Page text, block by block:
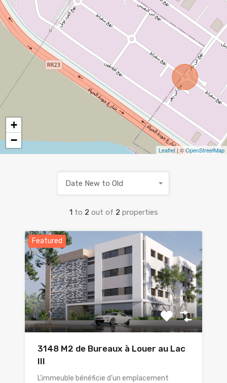
+
−
Leaflet| ©OpenStreetMap
1 to 2 out of 2 properties
Date New to Old
Featured
3148 M2 de Bureaux à Louer au Lac
III
L’immeuble bénéficie d’un emplacement